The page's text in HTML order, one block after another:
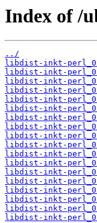
Index of /
../
libdist-inkt-
libdist-inkt-
libdist-inkt-
libdist-inkt-
libdist-inkt-
libdist-inkt-
libdist-inkt-
libdist-inkt-
libdist-inkt-
libdist-inkt-
libdist-inkt-
libdist-inkt-
libdist-inkt-
libdist-inkt-
libdist-inkt-
libdist-inkt-
libdist-inkt-
libdist-inkt-